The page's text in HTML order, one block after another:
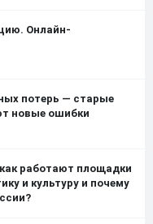
Онлайн-
потерь — старые
новые ошибки
работают площадки
и культуру и почему